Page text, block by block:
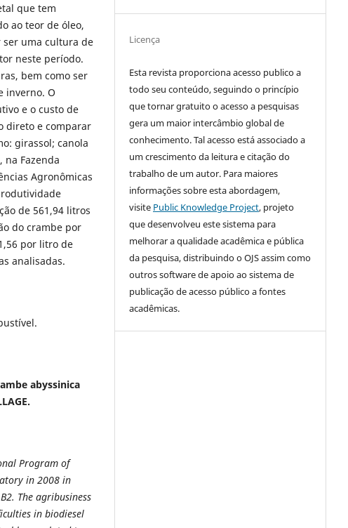
que tem
ao teor de óleo,
uma cultura de
neste período.
bem como ser
inverno. O
e o custo de
direto e comparar
girassol; canola
na Fazenda
Agronômicas
de 561,94 litros
do crambe por
por litro de
analisadas.
abyssinica
Program of
in 2008 in
The agribusiness
in biodiesel
Licença
Esta revista proporciona acesso publico a
todo seu conteúdo, seguindo o princípio
que tornar gratuito o acesso a pesquisas
gera um maior intercâmbio global de
conhecimento. Tal acesso está associado a
um crescimento da leitura e citação do
trabalho de um autor. Para maiores
informações sobre esta abordagem,
visite Public Knowledge Project, projeto
que desenvolveu este sistema para
melhorar a qualidade acadêmica e pública
da pesquisa, distribuindo o OJS assim como
outros software de apoio ao sistema de
publicação de acesso público a fontes
acadêmicas.